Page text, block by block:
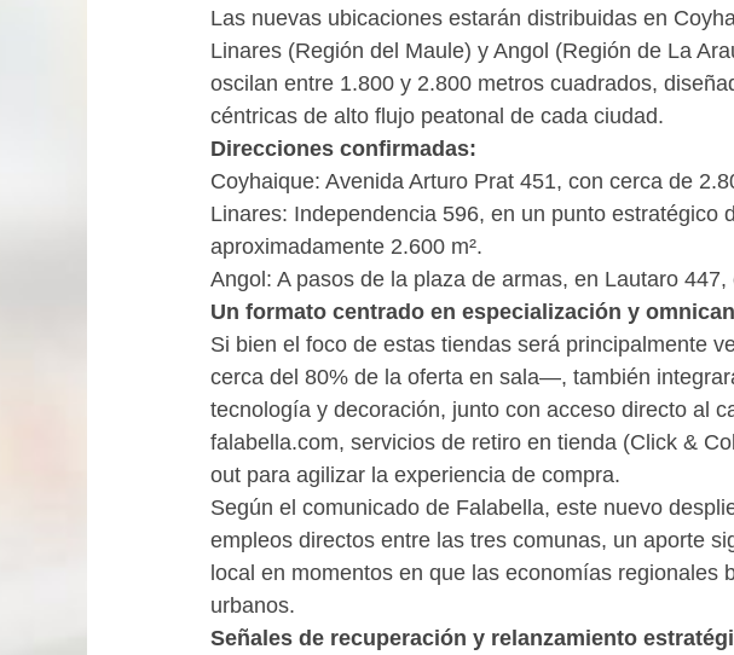
Las nuevas ubicaciones estarán distribuidas en
Linares (Región del Maule) y Angol (Región de La
oscilan entre 1.800 y 2.800 metros cuadrados,
céntricas de alto flujo peatonal de cada ciudad.
Direcciones confirmadas:
Coyhaique: Avenida Arturo Prat 451, con cerca de
Linares: Independencia 596, en un punto estratégico
aproximadamente 2.600 m².
Angol: A pasos de la plaza de armas, en Lautaro 447,
Un formato centrado en especialización y
Si bien el foco de estas tiendas será principalmente
cerca del 80% de la oferta en sala—, también
tecnología y decoración, junto con acceso directo al
falabella.com, servicios de retiro en tienda (Click &
out para agilizar la experiencia de compra.
Según el comunicado de Falabella, este nuevo
empleos directos entre las tres comunas, un aporte
local en momentos en que las economías regionales
urbanos.
Señales de recuperación y relanzamiento